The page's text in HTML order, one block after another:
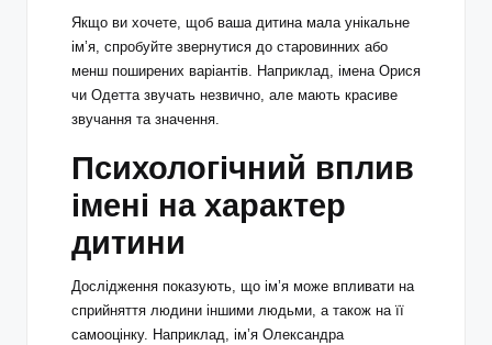
Якщо ви хочете, щоб ваша дитина мала унікальне
ім’я, спробуйте звернутися до старовинних або
менш поширених варіантів. Наприклад, імена Орися
чи Одетта звучать незвично, але мають красиве
звучання та значення.
Психологічний вплив
імені на характер
дитини
Дослідження показують, що ім’я може впливати на
сприйняття людини іншими людьми, а також на її
самооцінку. Наприклад, ім’я Олександра